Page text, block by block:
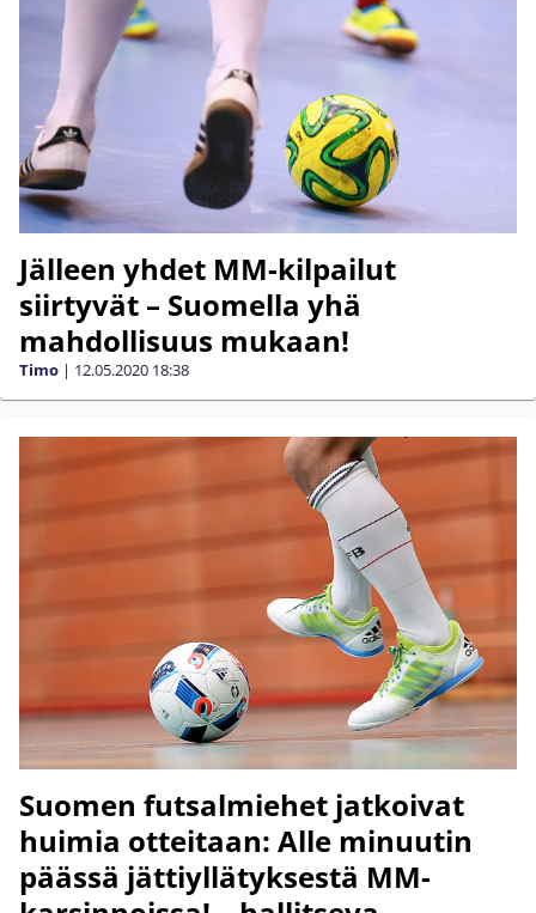
Jälleen yhdet MM-kilpailut
siirtyvät – Suomella yhä
mahdollisuus mukaan!
Timo | 12.05.2020 18:38
Suomen futsalmiehet jatkoivat
huimia otteitaan: Alle minuutin
päässä jättiyllätyksestä MM-